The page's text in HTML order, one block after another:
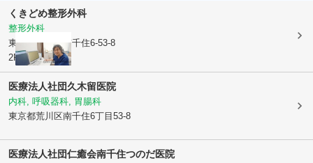
くきどめ整形外科
整形外科
東京都荒川区
南千住6-53-8
2F
医療法人社団久木留医院
内科, 呼吸器科, 胃腸科
東京都荒川区南千住6丁目53-8
医療法人社団仁癒会南千住つのだ医院